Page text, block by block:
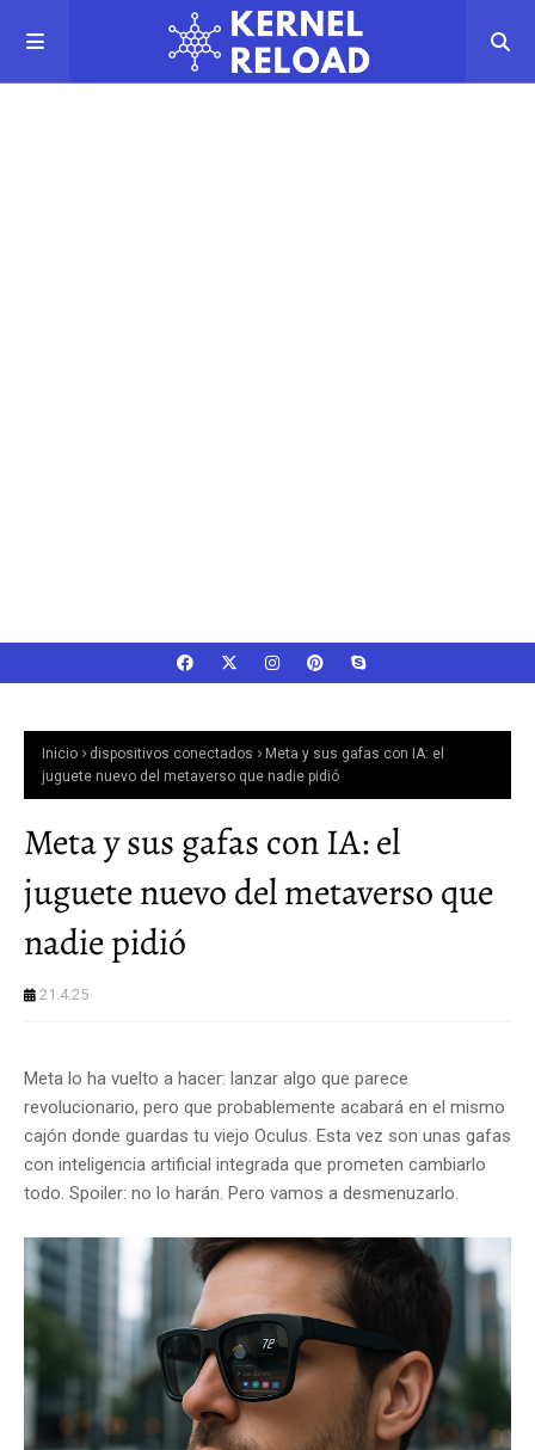
Inicio dispositivos conectados
Meta y sus gafas con IA: el
juguete nuevo del metaverso que nadie pidió
Meta y sus gafas con IA: el
juguete nuevo del metaverso que
nadie pidió
21.4.25
Meta lo ha vuelto a hacer: lanzar algo que parece
revolucionario, pero que probablemente acabará en el mismo
cajón donde guardas tu viejo Oculus. Esta vez son unas gafas
con inteligencia artificial integrada que prometen cambiarlo
todo. Spoiler: no lo harán. Pero vamos a desmenuzarlo.